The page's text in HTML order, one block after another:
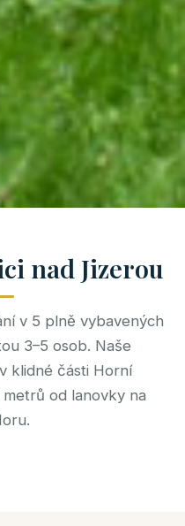
nad Jizerou
v 5 plně vybavených
3–5 osob. Naše
klidné části Horní
od lanovky na